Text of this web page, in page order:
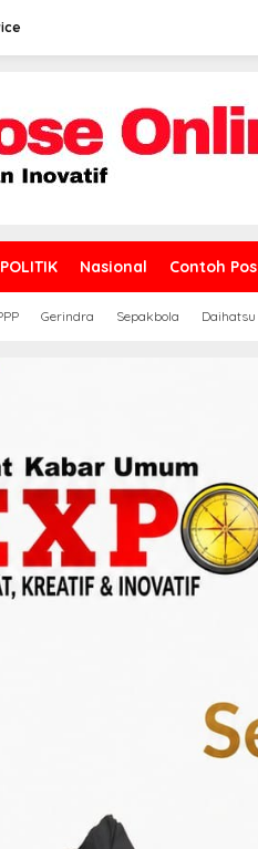
POLITIK Nasional Contoh Pos
Gerindra Sepakbola Daihatsu